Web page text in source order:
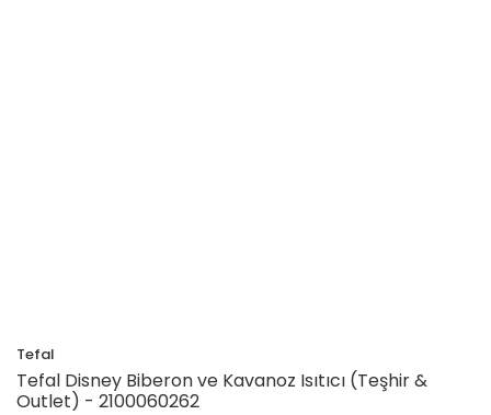
Tefal
Tefal Disney Biberon ve Kavanoz Isıtıcı (Teşhir &
Outlet) - 2100060262